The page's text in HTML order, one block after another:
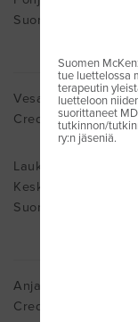
Suomi
Vesa Heikkilä
Cred. MDT
Laukaa
Keski-Suomi 41340
Suomi
Anja Heikkilä
Cred. MDT
Suomen
tue luettelossa
terapeutin
luetteloon
suorittaneet
tutkinnon/
ry:n jäseniä.